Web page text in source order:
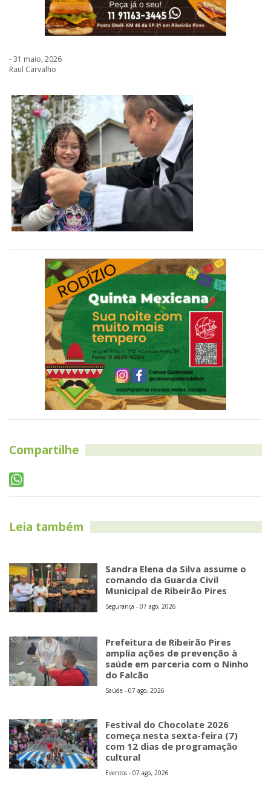
- 31 maio, 2026
Raul Carvalho
Compartilhe
Leia também
Sandra Elena da Silva assume o
comando da Guarda Civil
Municipal de Ribeirão Pires
Segurança - 07 ago, 2026
Prefeitura de Ribeirão Pires
amplia ações de prevenção à
saúde em parceria com o Ninho
do Falcão
Saúde - 07 ago, 2026
Festival do Chocolate 2026
começa nesta sexta-feira (7)
com 12 dias de programação
cultural
Eventos - 07 ago, 2026